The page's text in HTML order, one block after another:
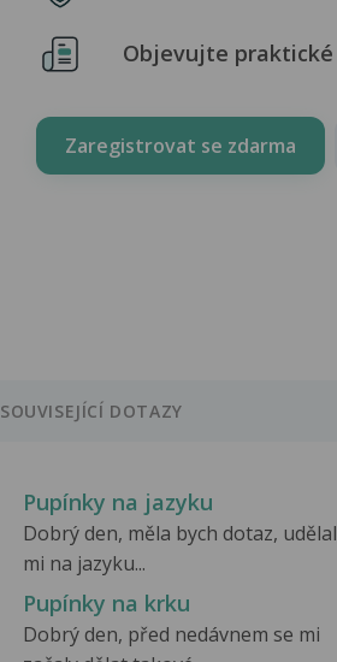
Objevujte
Zaregistrovat se zdarma
SOUVISEJÍCÍ DOTAZY
Pupínky na jazyku
Dobrý den, měla bych dotaz,
mi na jazyku...
Pupínky na krku
Dobrý den, před nedávnem se mi